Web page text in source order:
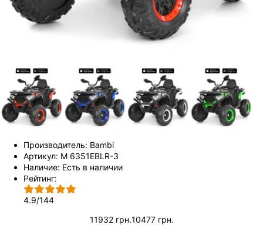
Производитель: Bambi
Артикул: M 6351EBLR-3
Наличие: Есть в наличии
Рейтинг:
4.9/144
11932 грн.10477 грн.